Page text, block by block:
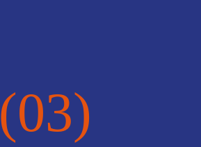
(03)